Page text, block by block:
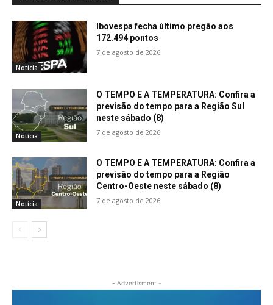
Notícia
Ibovespa fecha último pregão aos
172.494 pontos
7 de agosto de 2026
Notícia
O TEMPO E A TEMPERATURA: Confira a
previsão do tempo para a Região Sul
neste sábado (8)
7 de agosto de 2026
Notícia
O TEMPO E A TEMPERATURA: Confira a
previsão do tempo para a Região
Centro-Oeste neste sábado (8)
7 de agosto de 2026
- Advertisment -